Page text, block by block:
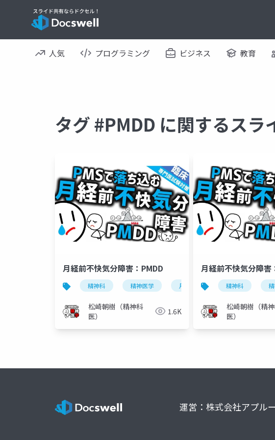
人気 プログラミング ビジネス 教育
タグ #PMDD に関するスラ
月経前不快気分障害：PMDD
精神科 精神医学 月経前不快気分障害 月経
松崎朝樹（精神科
医）
1.6K
月経前不快気分障害
精神科
松崎朝樹（精
医）
運営：株式会社アプル